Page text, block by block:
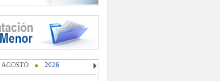
AGOSTO 2026